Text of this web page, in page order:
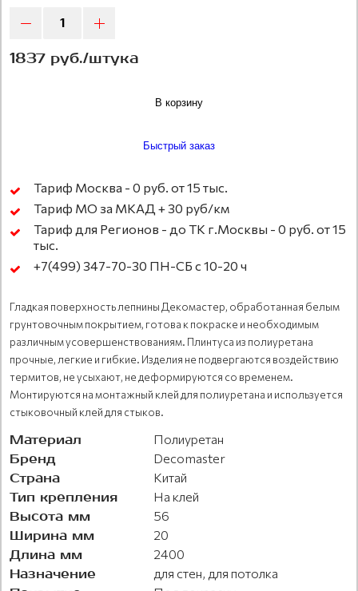
1837 руб./штука
В корзину
Быстрый заказ
Тариф Москва - 0 руб. от 15 тыс.
Тариф МО за МКАД + 30 руб/км
Тариф для Регионов - до ТК г.Москвы - 0 руб. от 15
тыс.
+7(499) 347-70-30 ПН-СБ с 10-20 ч
Гладкая поверхность лепнины Декомастер, обработанная белым
грунтовочным покрытием, готова к покраске и необходимым
различным усовершенствованиям. Плинтуса из полиуретана
прочные, легкие и гибкие. Изделия не подвергаются воздействию
термитов, не усыхают, не деформируются со временем.
Монтируются на монтажный клей для полиуретана и используется
стыковочный клей для стыков.
Материал Полиуретан
Бренд Decomaster
Страна Китай
Тип крепления На клей
Высота мм 56
Ширина мм 20
Длина мм 2400
Назначение для стен, для потолка